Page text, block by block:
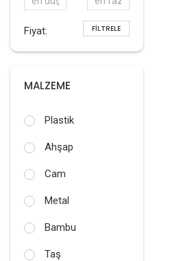
FILTRELE
Fiyat:
MALZEME
Plastik
Ahşap
Cam
Metal
Bambu
Taş